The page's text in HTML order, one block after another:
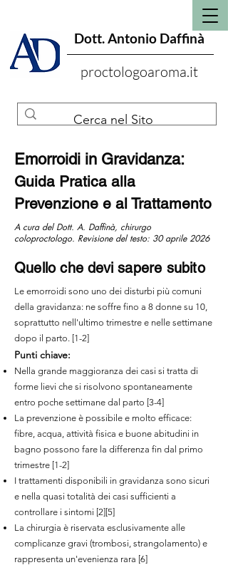
Dott. Antonio Daffinà
proctologoaroma.it
Emorroidi in Gravidanza:
Guida Pratica alla
Prevenzione e al Trattamento
A cura del Dott. A. Daffinà, chirurgo
coloproctologo. Revisione del testo: 30 aprile 2026
Quello che devi sapere subito
Le emorroidi sono uno dei disturbi più comuni
della gravidanza: ne soffre fino a 8 donne su 10,
soprattutto nell'ultimo trimestre e nelle settimane
dopo il parto. [1-2]
Punti chiave:
Nella grande maggioranza dei casi si tratta di
forme lievi che si risolvono spontaneamente
entro poche settimane dal parto [3-4]
La prevenzione è possibile e molto efficace:
fibre, acqua, attività fisica e buone abitudini in
bagno possono fare la differenza fin dal primo
trimestre [1-2]
I trattamenti disponibili in gravidanza sono sicuri
e nella quasi totalità dei casi sufficienti a
controllare i sintomi [2][5]
La chirurgia è riservata esclusivamente alle
complicanze gravi (trombosi, strangolamento) e
rappresenta un'evenienza rara [6]